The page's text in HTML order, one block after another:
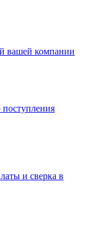
вашей компании
поступления
и сверка в